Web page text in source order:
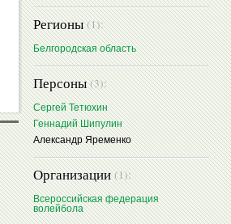
Регионы(1):
Белгородская область
Персоны(3):
Сергей Тетюхин
Геннадий Шипулин
Александр Яременко
Организации(1):
Всероссийская федерация
волейбола